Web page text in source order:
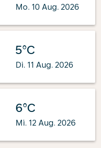
Mo. 10 Aug. 2026
5°C
Di. 11 Aug. 2026
6°C
Mi. 12 Aug. 2026